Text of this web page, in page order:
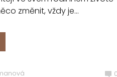
změnit, vždy je...